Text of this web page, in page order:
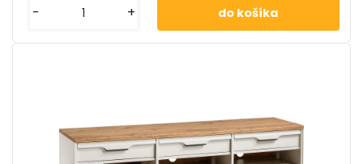
- +